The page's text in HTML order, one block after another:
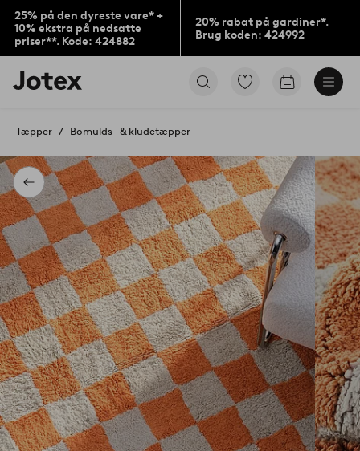
25% på den dyreste vare* +
10% ekstra på nedsatte
priser**. Kode: 424882
20% rabat på gardiner*.
Brug koden: 424992
Jotex
logo
til
Gå
Gå
Tilbage
Tæpper Bomulds- & kludetæpper